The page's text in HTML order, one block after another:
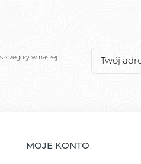
w naszej
MOJE KONTO